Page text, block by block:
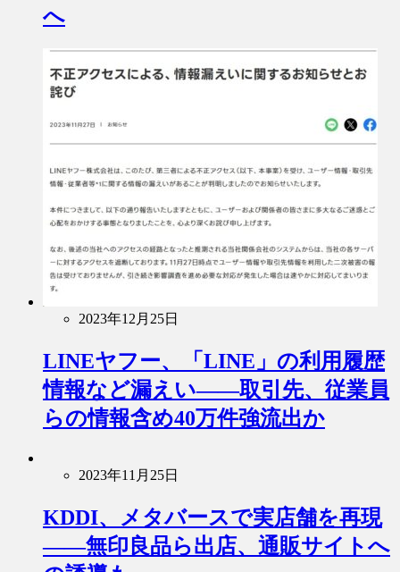
へ
2023年12月25日
LINEヤフー、「LINE」の利用履歴
情報など漏えい――取引先、従業員
らの情報含め40万件強流出か
2023年11月25日
KDDI、メタバースで実店舗を再現
――無印良品ら出店、通販サイトへ